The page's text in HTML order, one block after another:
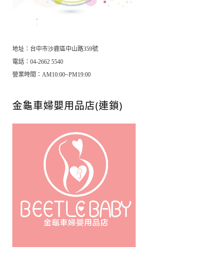
地址：台中市沙鹿區中山路359號
電話：04-2662 5540
營業時間：AM10:00~PM19:00
金龜車婦嬰用品店(連鎖)